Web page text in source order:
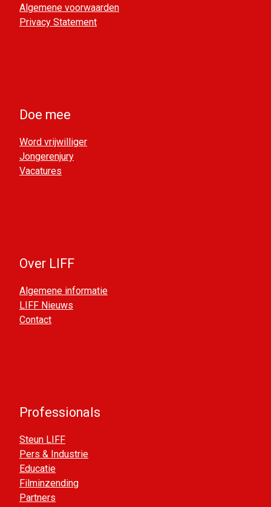
Algemene voorwaarden
Privacy Statement
Doe mee
Word vrijwilliger
Jongerenjury
Vacatures
Over LIFF
Algemene informatie
LIFF Nieuws
Contact
Professionals
Steun LIFF
Pers & Industrie
Educatie
Filminzending
Partners